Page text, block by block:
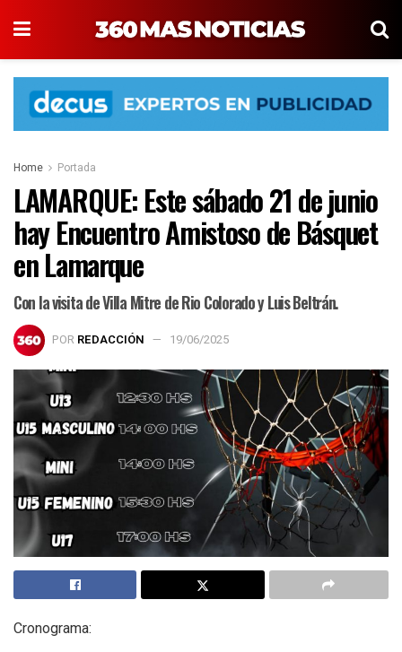
Home Portada
LAMARQUE: Este sábado 21 de junio
hay Encuentro Amistoso de Básquet
en Lamarque
Con la visita de Villa Mitre de Rio Colorado y Luis Beltrán.
POR REDACCIÓN 19/06/2025
Cronograma: